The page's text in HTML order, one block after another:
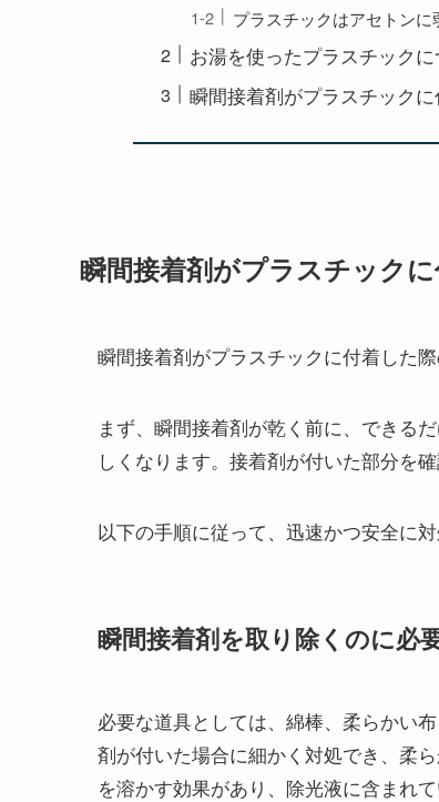
プラスチックはアセトンに
お湯を使ったプラスチック
瞬間接着剤がプラスチック
瞬間接着剤がプラスチック
瞬間接着剤がプラスチックに付着した際
まず、瞬間接着剤が乾く前に、できる
しくなります。接着剤が付いた部分を
以下の手順に従って、迅速かつ安全に対
瞬間接着剤を取り除くのに必
必要な道具としては、綿棒、柔らかい
剤が付いた場合に細かく対処でき、柔
を溶かす効果があり、除光液に含まれ